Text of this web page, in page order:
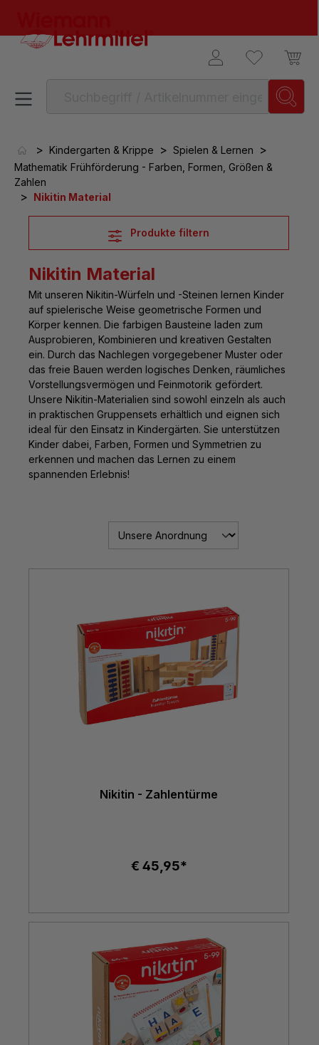
> Kindergarten & Krippe > Spielen & Lernen >
Mathematik Frühförderung - Farben, Formen, Größen &
Zahlen
> Nikitin Material
Produkte filtern
Nikitin Material
Mit unseren Nikitin-Würfeln und -Steinen lernen Kinder
auf spielerische Weise geometrische Formen und
Körper kennen. Die farbigen Bausteine laden zum
Ausprobieren, Kombinieren und kreativen Gestalten
ein. Durch das Nachlegen vorgegebener Muster oder
das freie Bauen werden logisches Denken, räumliches
Vorstellungsvermögen und Feinmotorik gefördert.
Unsere Nikitin-Materialien sind sowohl einzeln als auch
in praktischen Gruppensets erhältlich und eignen sich
ideal für den Einsatz in Kindergärten. Sie unterstützen
Kinder dabei, Farben, Formen und Symmetrien zu
erkennen und machen das Lernen zu einem
spannenden Erlebnis!
Nikitin - Zahlentürme
€ 45,95*